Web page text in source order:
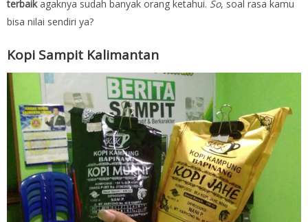
terbaikagaknya sudah banyak orang ketahui. So, soal rasa kamu
bisa nilai sendiri ya?
Kopi Sampit Kalimantan